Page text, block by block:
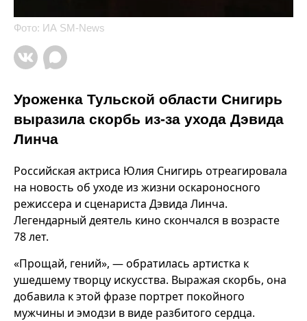
Фото: ИА SM-News
Уроженка Тульской области Снигирь
выразила скорбь из-за ухода Дэвида
Линча
Российская актриса Юлия Снигирь отреагировала
на новость об уходе из жизни оскароносного
режиссера и сценариста Дэвида Линча.
Легендарный деятель кино скончался в возрасте
78 лет.
«Прощай, гений», — обратилась артистка к
ушедшему творцу искусства. Выражая скорбь, она
добавила к этой фразе портрет покойного
мужчины и эмодзи в виде разбитого сердца.